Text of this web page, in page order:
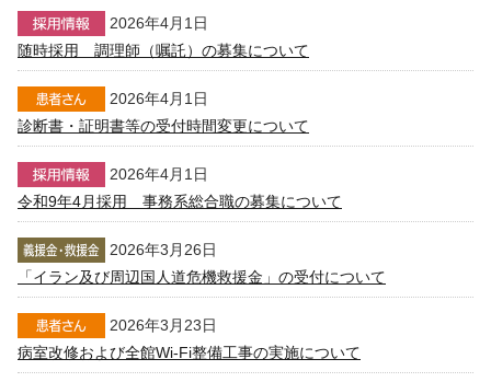
2026年4月1日
随時採用 調理師（嘱託）の募集について
2026年4月1日
診断書・証明書等の受付時間変更について
2026年4月1日
令和9年4月採用 事務系総合職の募集について
2026年3月26日
「イラン及び周辺国人道危機救援金」の受付について
2026年3月23日
病室改修および全館Wi-Fi整備工事の実施について